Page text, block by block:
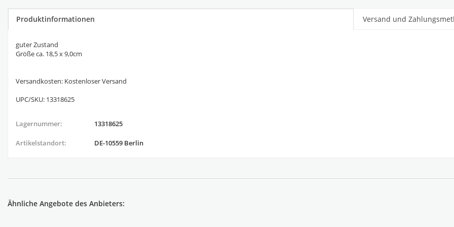
Produktinformationen Versand und
guter Zustand
Größe ca. 18,5 x 9,0cm
Versandkosten: Kostenloser Versand
UPC/SKU: 13318625
Lagernummer: 13318625
Artikelstandort: DE-10559 Berlin
Ähnliche Angebote des Anbieters: